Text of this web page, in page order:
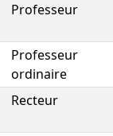
Professeur
Professeur
ordinaire
Recteur